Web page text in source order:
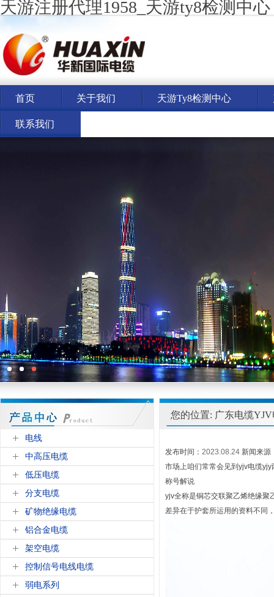
天游注册代理1958_天游ty8检测中心
首页 关于我们 天游ty8检测中心
联系我们
电线
中高压电缆
低压电缆
分支电缆
矿物绝缘电缆
铝合金电缆
架空电缆
控制信号电线电缆
弱电系列
您的位置: 广东电缆
发布时间： 2023.08.24 新闻来源
市场上咱们常常会见到yjv电缆
称号解说
yjv全称是铜芯交联聚乙烯绝缘聚
差异在于护套所运用的资料不同